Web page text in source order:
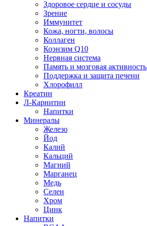
Здоровое сердце и сосуды
Зрение
Иммунитет
Кожа, ногти, волосы
Коллаген
Коэнзим Q10
Нервная система
Память и мозговая активность
Поддержка и защита печени
Хлорофилл
Креатин
Л-Карнитин
Напитки
Минералы
Железо
Йод
Калий
Кальций
Магний
Марганец
Медь
Селен
Хром
Цинк
Напитки